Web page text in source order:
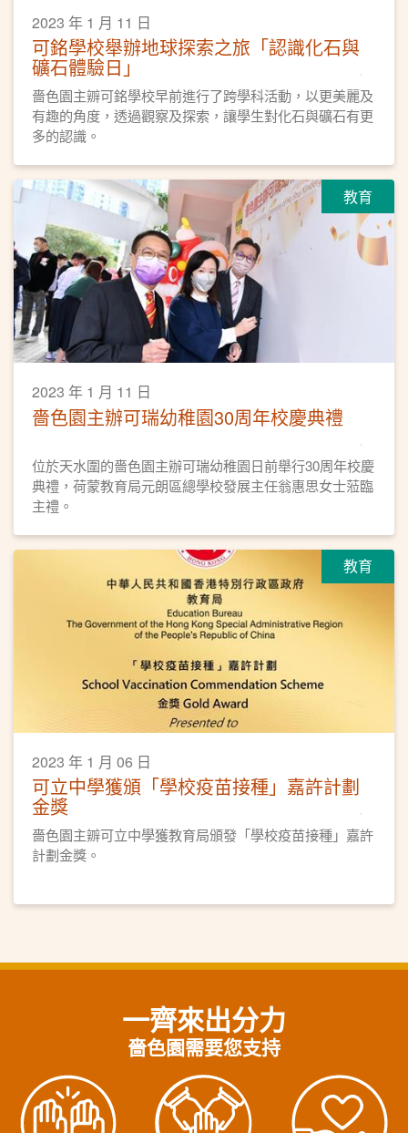
2023 年 1 月 11 日
可銘學校舉辦地球探索之旅「認識化石與
礦石體驗日」
嗇色園主辧可銘學校早前進行了跨學科活動，以更美麗及
有趣的角度，透過觀察及探索，讓學生對化石與礦石有更
多的認識。
教育
2023 年 1 月 11 日
嗇色園主辦可瑞幼稚園30周年校慶典禮
位於天水圍的嗇色園主辦可瑞幼稚園日前舉行30周年校慶
典禮，荷蒙教育局元朗區總學校發展主任翁惠思女士蒞臨
主禮。
教育
2023 年 1 月 06 日
可立中學獲頒「學校疫苗接種」嘉許計劃
金獎
嗇色園主辧可立中學獲教育局頒發「學校疫苗接種」嘉許
計劃金獎。
一齊來出分力
嗇色園需要您支持